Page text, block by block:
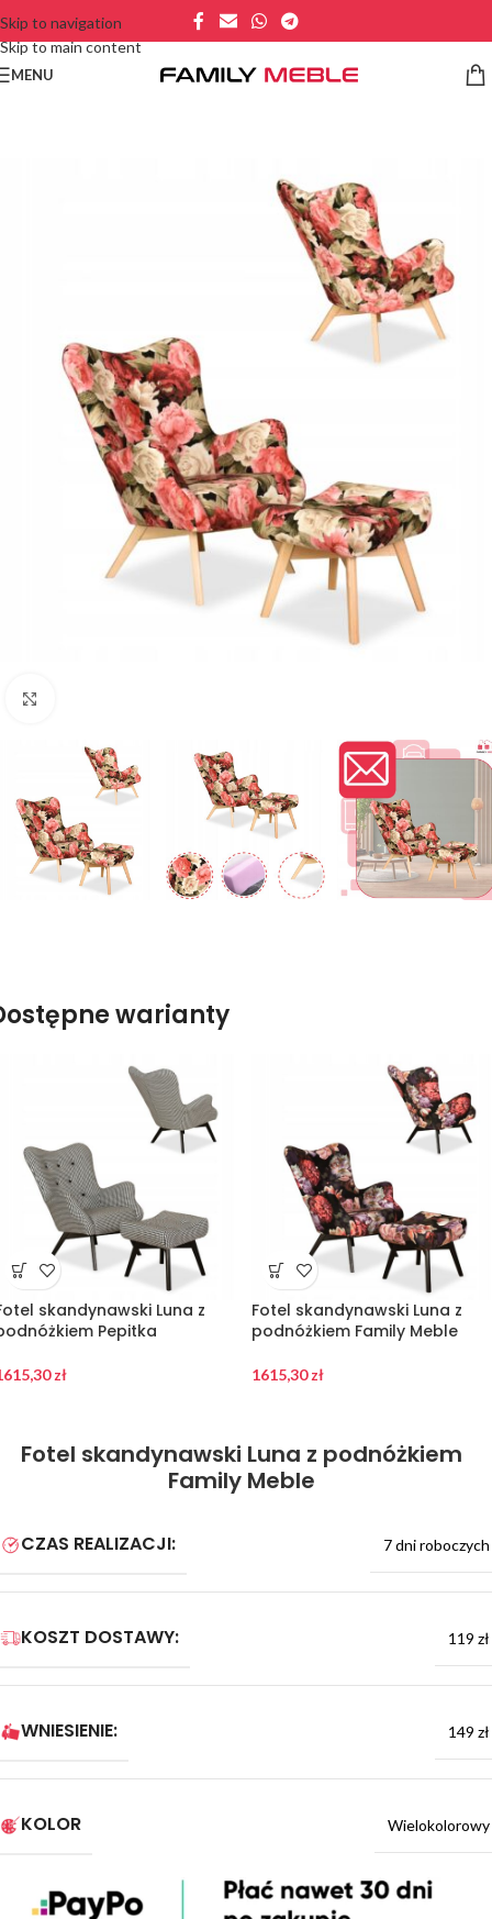
Skip to navigation
Skip to main content
MENU
warianty
skandynawski Luna z
Pepitka
zł
Fotel skandynawski Luna z
podnóżkiem Family Meble
1615,30zł
Fotel skandynawski Luna z podnóżkiem
Family Meble
CZAS REALIZACJI: 7 dni roboczych
KOSZT DOSTAWY: 119 zł
WNIESIENIE: 149 zł
KOLOR Wielokolorowy